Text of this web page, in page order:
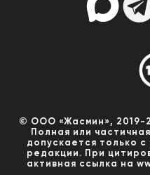
© ООО «Жасмин», 2019-
Полная или
допускается только
редакции. При
активная ссылка на